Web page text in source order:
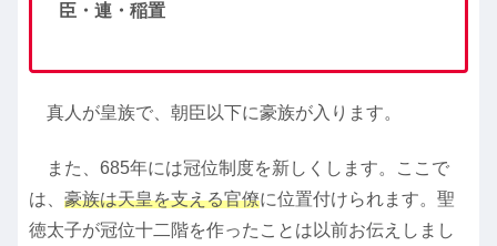
臣・連・稲置
真人が皇族で、朝臣以下に豪族が入ります。
また、685年には冠位制度を新しくします。ここで
は、 豪族は天皇を支える官僚に位置付けられます。聖
徳太子が冠位十二階を作ったことは以前お伝えしまし